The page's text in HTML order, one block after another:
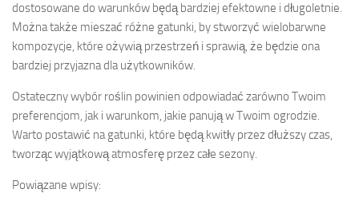
dostosowane do warunków będą bardziej efektowne i długoletnie.
Można także mieszać różne gatunki, by stworzyć wielobarwne
kompozycje, które ożywią przestrzeń i sprawią, że będzie ona
bardziej przyjazna dla użytkowników.
Ostateczny wybór roślin powinien odpowiadać zarówno Twoim
preferencjom, jak i warunkom, jakie panują w Twoim ogrodzie.
Warto postawić na gatunki, które będą kwitły przez dłuższy czas,
tworząc wyjątkową atmosferę przez całe sezony.
Powiązane wpisy: